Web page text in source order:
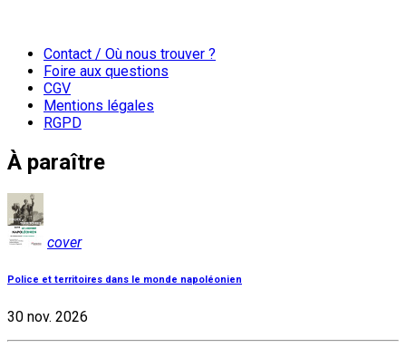
Contact / Où nous trouver ?
Foire aux questions
CGV
Mentions légales
RGPD
À paraître
cover
Police et territoires dans le monde napoléonien
30 nov. 2026